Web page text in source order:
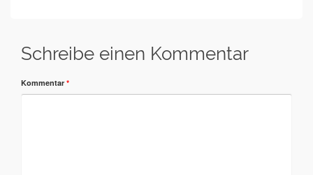
Schreibe einen Kommentar
Kommentar *